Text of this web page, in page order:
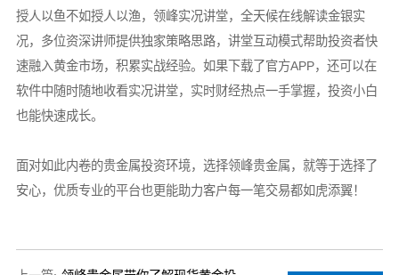
授人以鱼不如授人以渔，领峰实况讲堂，全天候在线解读金银实
况，多位资深讲师提供独家策略思路，讲堂互动模式帮助投资者快
速融入黄金市场，积累实战经验。如果下载了官方APP，还可以在
软件中随时随地收看实况讲堂，实时财经热点一手掌握，投资小白
也能快速成长。
面对如此内卷的贵金属投资环境，选择领峰贵金属，就等于选择了
安心，优质专业的平台也更能助力客户每一笔交易都如虎添翼！